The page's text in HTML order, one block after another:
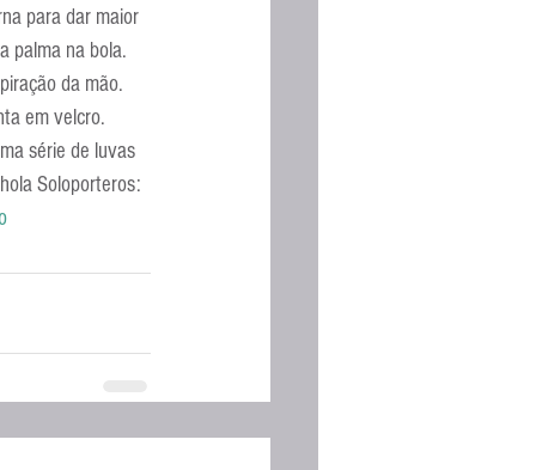
para dar maior
palma na bola.
da mão.
em velcro.
série de luvas
Soloporteros: